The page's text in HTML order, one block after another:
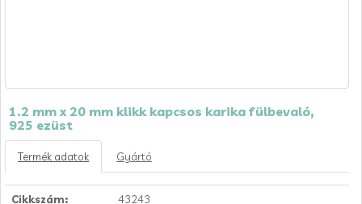
1.2 mm x 20 mm klikk kapcsos karika fülbevaló,
925 ezüst
Termék adatok Gyártó
Cikkszám: 43243